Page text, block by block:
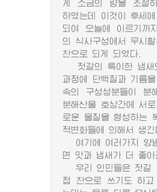
게 소금의 량을 조절
하였는데 이것이 후세
되여 오늘에 이르기까
의 식사구성에서 무시
찬으로 되게 되였다.
젓갈의 특이한 냄새
과정에 단백질과 기름
속의 구성성분들이 분
분해산물 호상간에 서
로운 물질을 형성하는
적변화들에 의해서 생긴
여기에 여러가지 양
면 맛과 냄새가 더 좋아
우리 인민들은 젓갈
접 찬으로 쓰기도 하고